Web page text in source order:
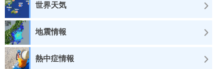
世界天気
地震情報
熱中症情報